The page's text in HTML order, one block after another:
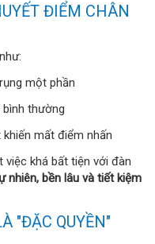
ĐIỂM CHÂN
một phần
thường
mất điểm nhấn
việc khá bất tiện với đàn
nhiên, bền lâu và tiết kiệm
"ĐẶC QUYỀN"